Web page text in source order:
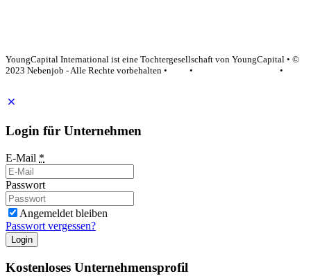
YoungCapital International ist eine Tochtergesellschaft von YoungCapital • ©
2023 Nebenjob - Alle Rechte vorbehalten •
•
•
Login für Unternehmen
E-Mail *
Passwort
Angemeldet bleiben
Passwort vergessen?
Login
Kostenloses Unternehmensprofil